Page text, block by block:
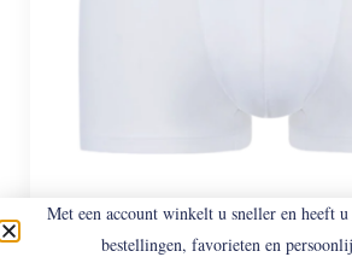
Met een account winkelt u sneller en heeft
bestellingen, favorieten en